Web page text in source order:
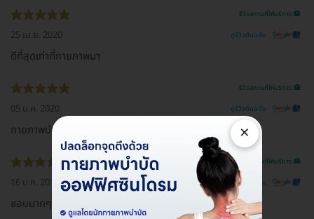
รีวิวสถานที่ให้บริการ 🏥
25 เม.ย. 2020 ดูรีวิวต้นฉบับ
ดีที่สุดเท่าที่กายภาพมา
รีวิวสถานที่ให้บริการ 🏥
05 ม.ค. 2020 ดูรีวิวต้นฉบับ
กายภาพบำบัดดีเริ่ด
รีวิวสถานที่ให้บริการ 🏥
16 ม.ค. 2019 ดูรีวิวต้นฉบับ
ชอบมากๆครับ
×